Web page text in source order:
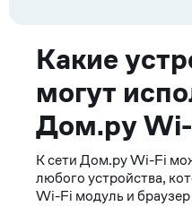
Какие
могут
Дом.ру
Ответ
К сети Дом.ру Wi-Fi
любого устройства,
Wi-Fi модуль и